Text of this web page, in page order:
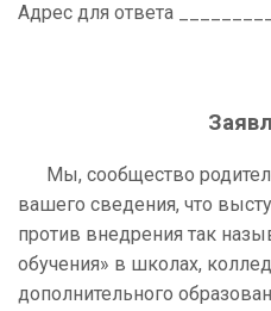
Адрес для ответа
Мы, сообщество
вашего сведения, что
против внедрения так
обучения» в школах,
дополнительного